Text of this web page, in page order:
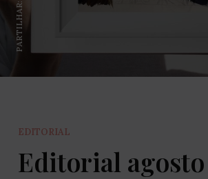
PARTILHAR:
EDITORIAL
Editorial agosto